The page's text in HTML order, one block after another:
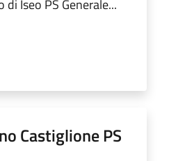
Iseo PS Generale...
Castiglione PS